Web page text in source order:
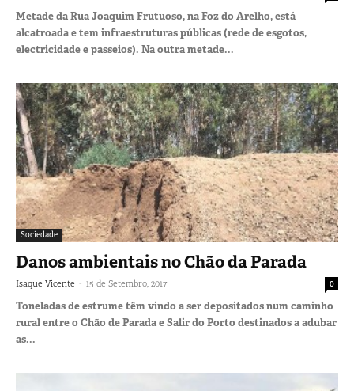
Metade da Rua Joaquim Frutuoso, na Foz do Arelho, está
alcatroada e tem infraestruturas públicas (rede de esgotos,
electricidade e passeios). Na outra metade...
Sociedade
Danos ambientais no Chão da Parada
Isaque Vicente - 15 de Setembro, 2017 0
Toneladas de estrume têm vindo a ser depositados num caminho
rural entre o Chão de Parada e Salir do Porto destinados a adubar
as...